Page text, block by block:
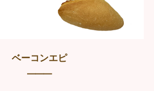
ベーコンエピ
━━━